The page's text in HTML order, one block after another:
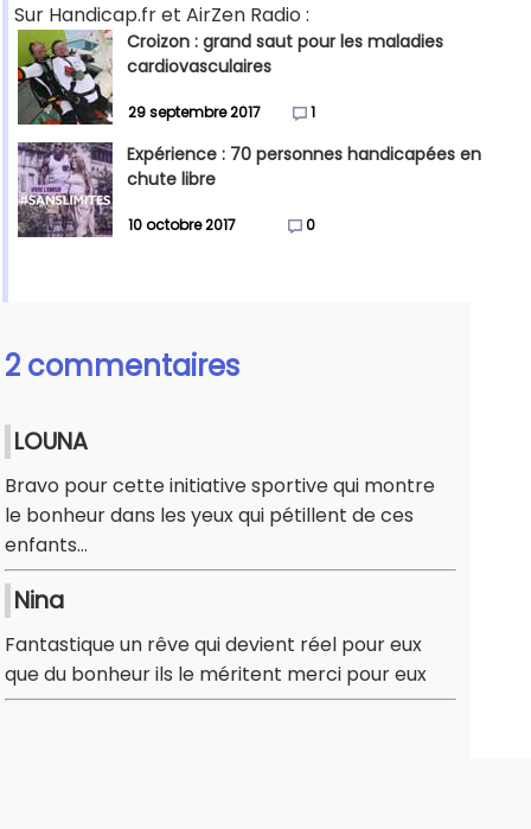
Sur Handicap.fr et AirZen Radio :
Croizon : grand saut pour les maladies
cardiovasculaires
29 septembre 2017 1
Expérience : 70 personnes handicapées en
chute libre
10 octobre 2017 0
2 commentaires
LOUNA
Bravo pour cette initiative sportive qui montre
le bonheur dans les yeux qui pétillent de ces
enfants...
Nina
Fantastique un rêve qui devient réel pour eux
que du bonheur ils le méritent merci pour eux